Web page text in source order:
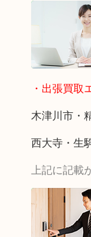
・出張買取
木津川市・
西大寺・生
上記に記載